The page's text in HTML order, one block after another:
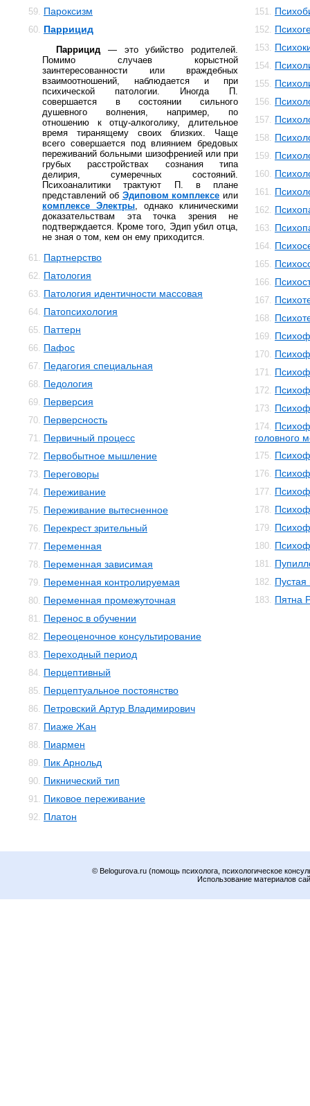
59. Пароксизм
60. Паррицид
Паррицид — это убийство родителей.
Помимо случаев корыстной
заинтересованности или враждебных
взаимоотношений, наблюдается и при
психической патологии. Иногда П.
совершается в состоянии сильного
душевного волнения, например, по
отношению к отцу-алкоголику, длительное
время тиранящему своих близких. Чаще
всего совершается под влиянием бредовых
переживаний больными шизофренией или при
грубых расстройствах сознания типа
делирия, сумеречных состояний.
Психоаналитики трактуют П. в плане
представлений об Эдиповом комплексе или
комплексе Электры, однако клиническими
доказательствам эта точка зрения не
подтверждается. Кроме того, Эдип убил отца,
не зная о том, кем он ему приходится.
61. Партнерство
62. Патология
63. Патология идентичности массовая
64. Патопсихология
65. Паттерн
66. Пафос
67. Педагогия специальная
68. Педология
69. Перверсия
70. Перверсность
71. Первичный процесс
72. Первобытное мышление
73. Переговоры
74. Переживание
75. Переживание вытесненное
76. Перекрест зрительный
77. Переменная
78. Переменная зависимая
79. Переменная контролируемая
80. Переменная промежуточная
81. Перенос в обучении
82. Переоценочное консультирование
83. Переходный период
84. Перцептивный
85. Перцептуальное постоянство
86. Петровский Артур Владимирович
87. Пиаже Жан
88. Пиармен
89. Пик Арнольд
90. Пикнический тип
91. Пиковое переживание
92. Платон
151.
152.
153.
154.
155.
156.
157.
158.
159.
160.
161.
162.
163.
164.
165.
166.
167.
168.
169.
170.
171.
172.
173.
174.
головного
175.
176.
177.
178.
179.
180.
181.
182. Пустая
183. Пятна
© Belogurova.ru (помощь психолога, психологическое
Использование материалов